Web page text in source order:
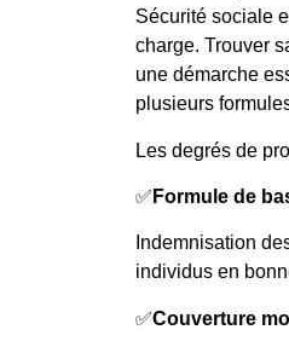
Sécurité sociale
charge. Trouver
une démarche
plusieurs
Les degrés de
✅ Formule de
Indemnisation
individus en
✅Couverture